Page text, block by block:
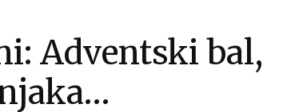
Zagorje
Adventski bal,